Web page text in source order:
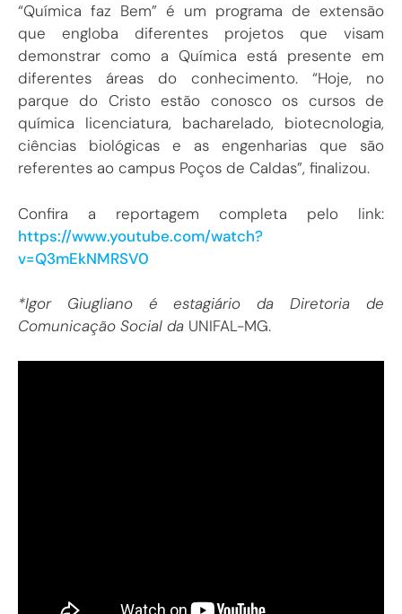
“Química faz Bem” é um programa de extensão
que engloba diferentes projetos que visam
demonstrar como a Química está presente em
diferentes áreas do conhecimento. “Hoje, no
parque do Cristo estão conosco os cursos de
química licenciatura, bacharelado, biotecnologia,
ciências biológicas e as engenharias que são
referentes ao campus Poços de Caldas”, finalizou.
Confira a reportagem completa pelo link:
https://www.youtube.com/watch?
v=Q3mEkNMRSV0
*Igor Giugliano é estagiário da Diretoria de
Comunicação Social da UNIFAL-MG.